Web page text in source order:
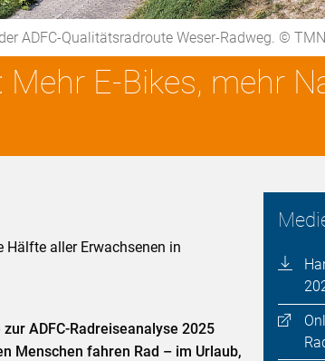
ADFC-Qualitätsradroute Weser-Radweg. ©
E-Bikes, mehr
Hälfte aller Erwachsenen in
ADFC-Radreiseanalyse 2025
Menschen fahren Rad – im Urlaub,